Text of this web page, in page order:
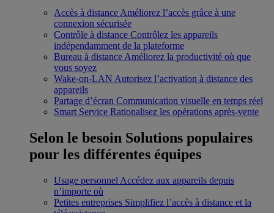
Accès à distance Améliorez l’accès grâce à une
connexion sécurisée
Contrôle à distance Contrôlez les appareils
indépendamment de la plateforme
Bureau à distance Améliorez la productivité où que
vous soyez
Wake-on-LAN Autorisez l’activation à distance des
appareils
Partage d’écran Communication visuelle en temps réel
Smart Service Rationalisez les opérations après-vente
Selon le besoin Solutions populaires
pour les différentes équipes
Usage personnel Accédez aux appareils depuis
n’importe où
Petites entreprises Simplifiez l’accès à distance et la